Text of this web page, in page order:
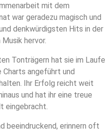
mit dem
war geradezu magisch und
denkwürdigsten Hits in der
hervor.
Tonträgern hat sie im Laufe
Charts angeführt und
Ihr Erfolg reicht weit
und hat ihr eine treue
eingebracht.
beeindruckend, erinnern oft